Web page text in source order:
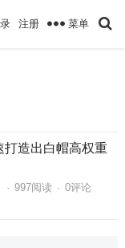
注册 菜单
造出白帽高权重
· 997阅读 · 0评论